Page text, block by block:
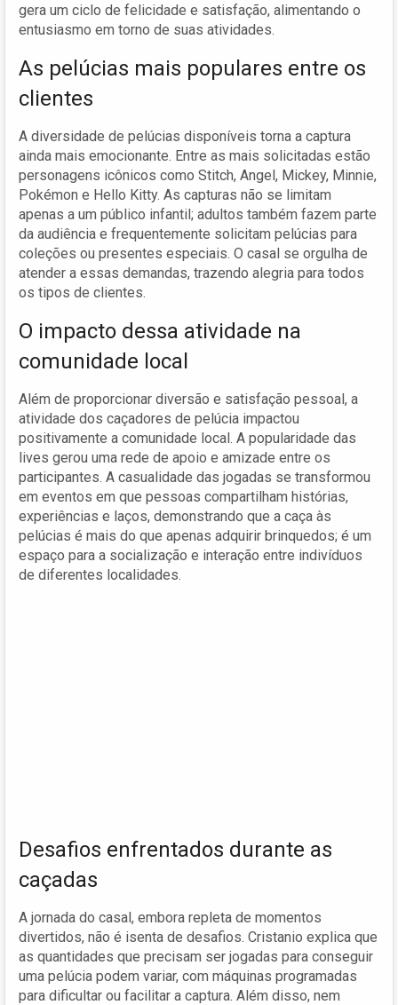
gera um ciclo de felicidade e satisfação, alimentando o
entusiasmo em torno de suas atividades.
As pelúcias mais populares entre os
clientes
A diversidade de pelúcias disponíveis torna a captura
ainda mais emocionante. Entre as mais solicitadas estão
personagens icônicos como Stitch, Angel, Mickey, Minnie,
Pokémon e Hello Kitty. As capturas não se limitam
apenas a um público infantil; adultos também fazem parte
da audiência e frequentemente solicitam pelúcias para
coleções ou presentes especiais. O casal se orgulha de
atender a essas demandas, trazendo alegria para todos
os tipos de clientes.
O impacto dessa atividade na
comunidade local
Além de proporcionar diversão e satisfação pessoal, a
atividade dos caçadores de pelúcia impactou
positivamente a comunidade local. A popularidade das
lives gerou uma rede de apoio e amizade entre os
participantes. A casualidade das jogadas se transformou
em eventos em que pessoas compartilham histórias,
experiências e laços, demonstrando que a caça às
pelúcias é mais do que apenas adquirir brinquedos; é um
espaço para a socialização e interação entre indivíduos
de diferentes localidades.
Desafios enfrentados durante as
caçadas
A jornada do casal, embora repleta de momentos
divertidos, não é isenta de desafios. Cristanio explica que
as quantidades que precisam ser jogadas para conseguir
uma pelúcia podem variar, com máquinas programadas
para dificultar ou facilitar a captura. Além disso, nem